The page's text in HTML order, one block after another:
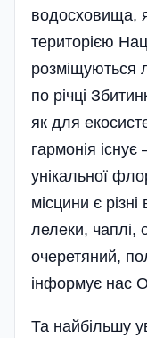
водосховища,
територією
розміщуються
по річці
як для
гармонія існує
унікальної
місцини є різні
лелеки, чаплі,
очеретяний,
інформує нас
Та найбільшу